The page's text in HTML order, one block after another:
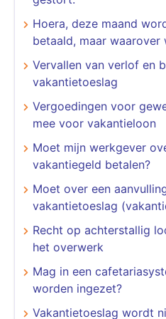
Hoera, deze maand
betaald, maar
Vervallen van verlof en
vakantietoeslag
Vergoedingen voor
mee voor vakantieloon
Moet mijn werkgever
vakantiegeld betalen?
Moet over een
vakantietoeslag
Recht op achterstallig
het overwerk
Mag in een
worden ingezet?
Vakantietoeslag wordt